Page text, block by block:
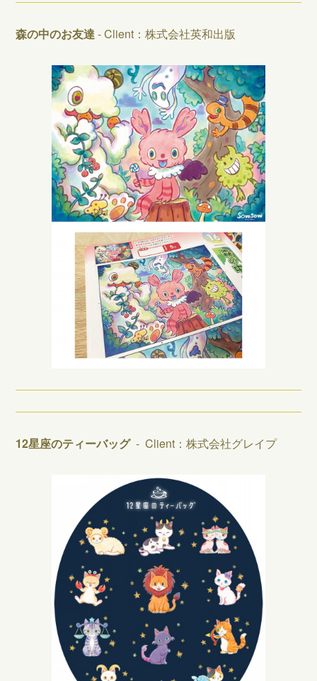
森の中のお友達- Client：株式会社英和出版
12星座のティーバッグ- Client：株式会社グレイプ